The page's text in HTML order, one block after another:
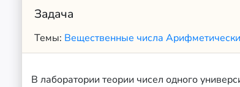
Задача
Темы: Вещественные числа
В лаборатории теории чисел одного